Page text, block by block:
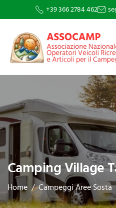
+39 366 2784 462
Camping Village
Home Campeggi Aree Sosta